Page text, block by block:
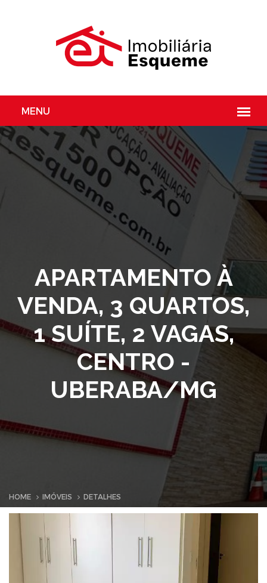
APARTAMENTO À
VENDA, 3 QUARTOS,
1 SUÍTE, 2 VAGAS,
CENTRO -
UBERABA/MG
HOME IMÓVEIS DETALHES